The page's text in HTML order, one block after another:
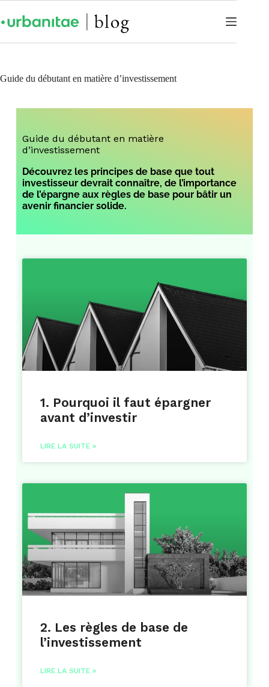
Guide du débutant en matière d’investissement
Guide du débutant en matière
d’investissement
Découvrez les principes de base que tout
investisseur devrait connaître, de l’importance
de l’épargne aux règles de base pour bâtir un
avenir financier solide.
1. Pourquoi il faut épargner
avant d’investir
LIRE LA SUITE »
2. Les règles de base de
l’investissement
LIRE LA SUITE »